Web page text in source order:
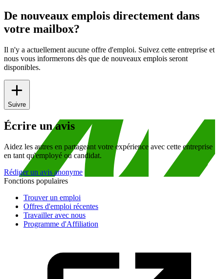
De nouveaux emplois directement dans
votre mailbox?
Il n'y a actuellement aucune offre d'emploi. Suivez cette entreprise et
nous vous informerons dès que de nouveaux emplois seront
disponibles.
Suivre
Écrire un avis
Aidez les autres en partageant votre expérience avec cette entreprise
en tant qu'employé ou candidat.
Rédiger un avis anonyme
Fonctions populaires
Trouver un emploi
Offres d'emploi récentes
Travailler avec nous
Programme d'Affiliation